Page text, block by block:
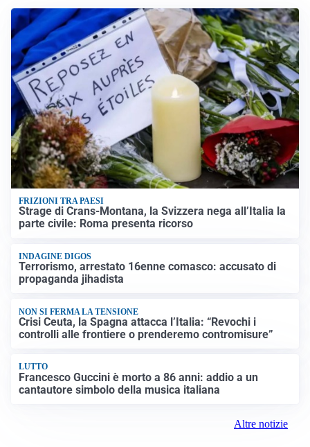
FRIZIONI TRA PAESI
Strage di Crans-Montana, la Svizzera nega all’Italia la
parte civile: Roma presenta ricorso
INDAGINE DIGOS
Terrorismo, arrestato 16enne comasco: accusato di
propaganda jihadista
NON SI FERMA LA TENSIONE
Crisi Ceuta, la Spagna attacca l’Italia: “Revochi i
controlli alle frontiere o prenderemo contromisure”
LUTTO
Francesco Guccini è morto a 86 anni: addio a un
cantautore simbolo della musica italiana
Altre notizie